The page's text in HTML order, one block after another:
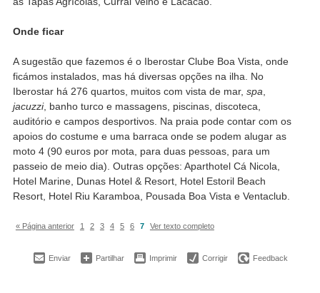
Onde ficar
A sugestão que fazemos é o Iberostar Clube Boa Vista, onde
ficámos instalados, mas há diversas opções na ilha. No
Iberostar há 276 quartos, muitos com vista de mar, spa,
jacuzzi, banho turco e massagens, piscinas, discoteca,
auditório e campos desportivos. Na praia pode contar com os
apoios do costume e uma barraca onde se podem alugar as
moto 4 (90 euros por mota, para duas pessoas, para um
passeio de meio dia). Outras opções: Aparthotel Cá Nicola,
Hotel Marine, Dunas Hotel & Resort, Hotel Estoril Beach
Resort, Hotel Riu Karamboa, Pousada Boa Vista e Ventaclub.
« Página anterior 1 2 3 4 5 6 7 Ver texto completo
Enviar Partilhar Imprimir Corrigir Feedback